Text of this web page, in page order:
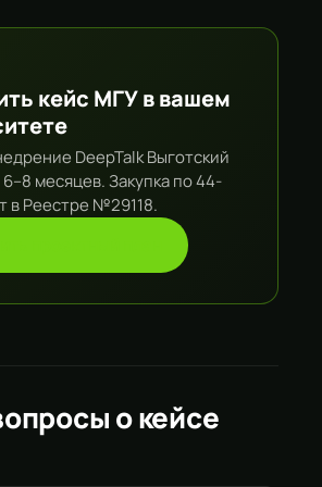
кейс МГУ в вашем
DeepTalk Выготский
месяцев. Закупка по 44-
в Реестре №29118.
о кейсе